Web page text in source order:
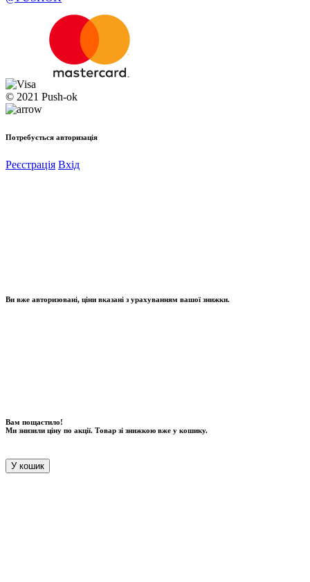
© 2021 Push-ok
Потребується авторизація
Реєстрація Вхід
Ви вже авторизовані, ціни вказані з урахуванням вашої знижки.
Вам пощастило!
Ми знизили ціну по акції. Товар зі знижкою вже у кошику.
У кошик